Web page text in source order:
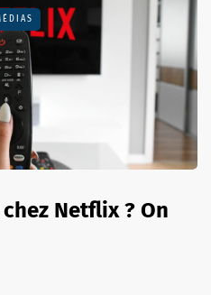
Netflix ? On